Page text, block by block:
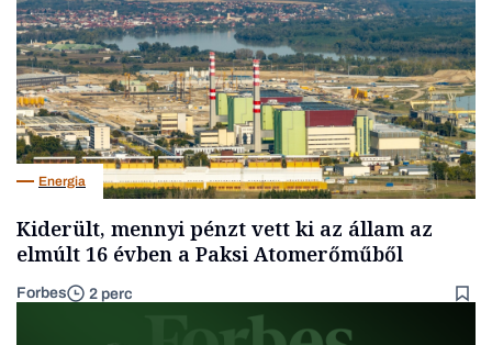
Energia
Kiderült, mennyi pénzt vett ki az állam az
elmúlt 16 évben a Paksi Atomerőműből
Forbes 2 perc